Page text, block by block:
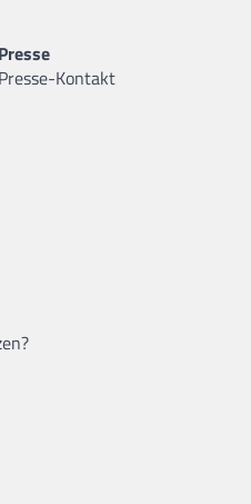
Presse
Presse-Kontakt